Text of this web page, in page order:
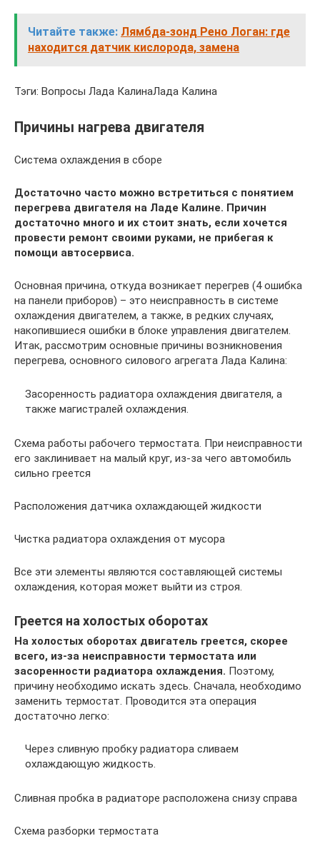
Читайте также: Лямбда-зонд Рено Логан: где
находится датчик кислорода, замена
Тэги: Вопросы Лада КалинаЛада Калина
Причины нагрева двигателя
Система охлаждения в сборе
Достаточно часто можно встретиться с понятием
перегрева двигателя на Ладе Калине. Причин
достаточно много и их стоит знать, если хочется
провести ремонт своими руками, не прибегая к
помощи автосервиса.
Основная причина, откуда возникает перегрев (4 ошибка
на панели приборов) – это неисправность в системе
охлаждения двигателем, а также, в редких случаях,
накопившиеся ошибки в блоке управления двигателем.
Итак, рассмотрим основные причины возникновения
перегрева, основного силового агрегата Лада Калина:
Засоренность радиатора охлаждения двигателя, а
также магистралей охлаждения.
Схема работы рабочего термостата. При неисправности
его заклинивает на малый круг, из-за чего автомобиль
сильно греется
Расположения датчика охлаждающей жидкости
Чистка радиатора охлаждения от мусора
Все эти элементы являются составляющей системы
охлаждения, которая может выйти из строя.
Греется на холостых оборотах
На холостых оборотах двигатель греется, скорее
всего, из-за неисправности термостата или
засоренности радиатора охлаждения. Поэтому,
причину необходимо искать здесь. Сначала, необходимо
заменить термостат. Проводится эта операция
достаточно легко:
Через сливную пробку радиатора сливаем
охлаждающую жидкость.
Сливная пробка в радиаторе расположена снизу справа
Схема разборки термостата